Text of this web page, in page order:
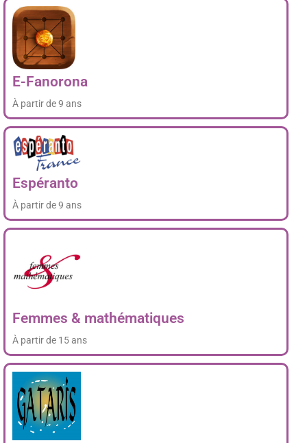
E-Fanorona
À partir de 9 ans
Espéranto
À partir de 9 ans
Femmes & mathématiques
À partir de 15 ans